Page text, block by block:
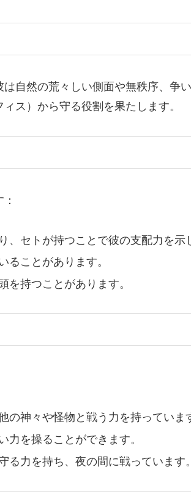
自然の荒々しい側面や無秩序、争
ス）から守る役割を果たします。
、セトが持つことで彼の支配力を示
ることがあります。
を持つことがあります。
の神々や怪物と戦う力を持っていま
力を操ることができます。
る力を持ち、夜の間に戦っています。